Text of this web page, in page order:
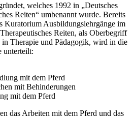
das „Kuratorium für
welches 1992 in „Deutsches
Reiten“ umbenannt wurde. Bereits
Kuratorium Ausbildungslehrgänge im
Reiten, als Oberbegriff
mit dem Pferd
mit dem Pferd